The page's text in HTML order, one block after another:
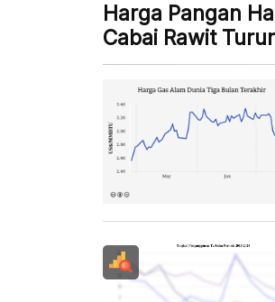
Harga Pangan
Cabai Rawit